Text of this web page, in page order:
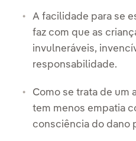
A facilidade para se
faz com que as
invulneráveis,
responsabilidade.
Como se trata de um
tem menos empatia
consciência do dano